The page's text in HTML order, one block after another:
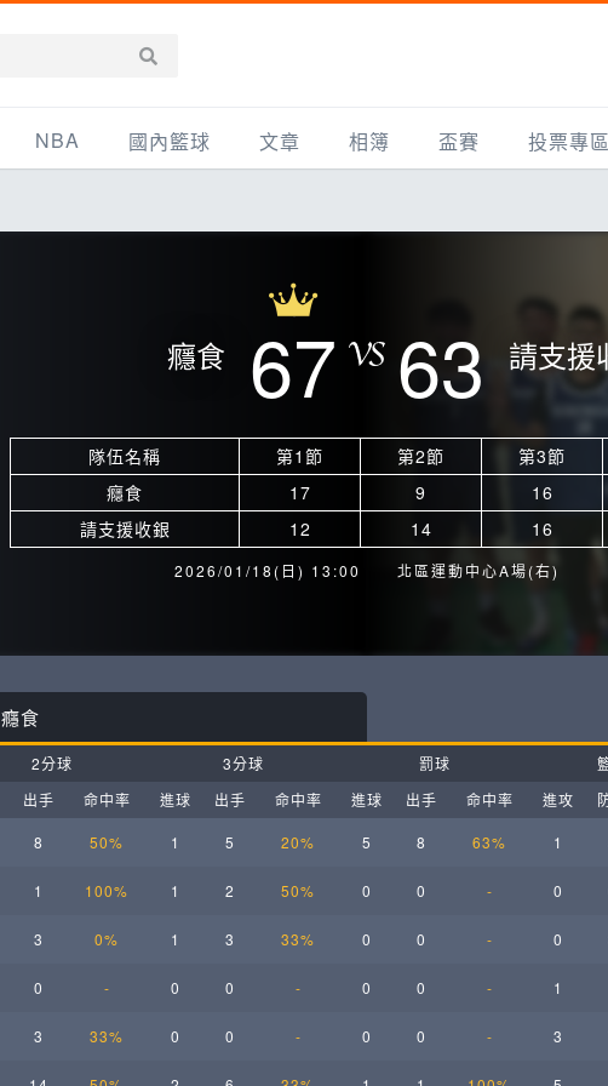
NBA 國內籃球 文章
產品活動
知識分享
主打專題
相簿
影片專區
盃賽
SHUBL世新籃球聯盟
SBC輔大超級
三重女子籃球聯盟
淡水豆花聯盟
月見山Max League
ELITE週日籃球聯盟-中壢場
投票專區
癮食 67 63 請支援
隊伍名稱 第1節 第2節 第3節
癮食
17 9 16
請支援收銀
12 14 16
2026/01/18(日) 13:00 北區運動中心A場(右)
癮食
2分球 3分球 罰球
出手 命中率 進球 出手 命中率 進球 出手 命中率 進攻
8 50% 1 5 20% 5 8 63% 1
1 100% 1 2 50% 0 0 - 0
3 0% 1 3 33% 0 0 - 0
0 - 0 0 - 0 0 - 1
3 33% 0 0 - 0 0 - 3